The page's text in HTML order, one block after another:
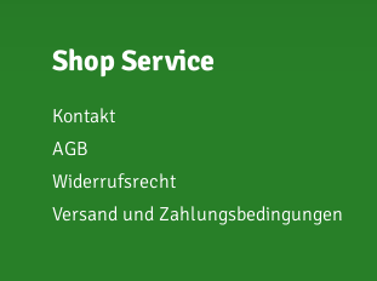
Shop Service
Kontakt
AGB
Widerrufsrecht
Versand und Zahlungsbedingungen